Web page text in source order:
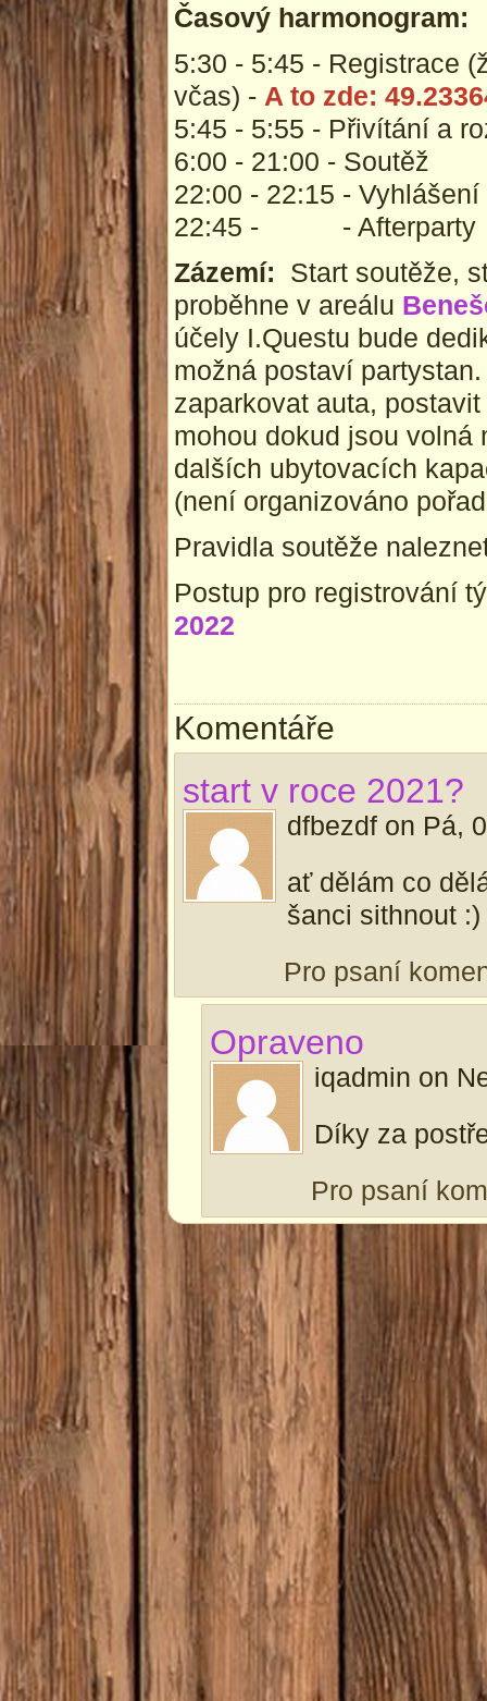
Časový harmonogram:
5:30 - 5:45 - Registrace
včas) - A to zde:
5:45 - 5:55 - Přivítání a
6:00 - 21:00 - Soutěž
22:00 - 22:15 -
22:45 - - Afterparty
Zázemí: Start soutěže,
proběhne v areálu
účely I.Questu bude
možná postaví
zaparkovat auta,
mohou dokud jsou volná
dalších ubytovacích
(není organizováno
Pravidla soutěže
Postup pro registrování
2022
Komentáře
start v roce 2021?
dfbezdf on Pá,
ať dělám co
šanci sithnout :)
Pro psaní
Opraveno
iqadmin on
Díky za
Pro psaní